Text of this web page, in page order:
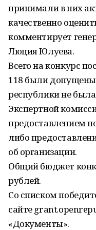
принимали в них
качественно
комментирует
Люция Юлуева.
Всего на конкурс
118 были
республики не
Экспертной
предоставлением
либо
об организации.
Общий бюджет
рублей.
Со списком
сайте
«Документы».